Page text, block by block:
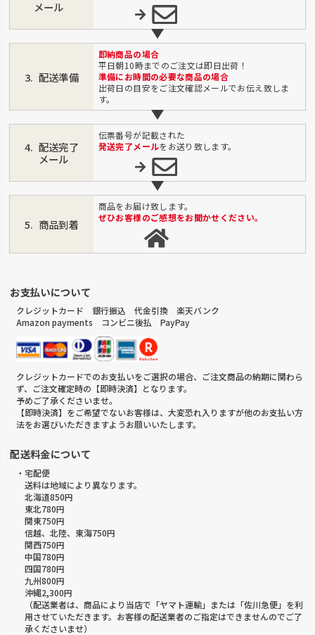
メール
配送準備
即納商品の場合
平日朝10時までのご注文は即日出荷！
準備にお時間の必要な商品の場合
出荷日の目安をご注文確認メールでお伝え致しま
す。
配送完了
メール
伝票番号が記載された
発送完了メールをお送り致します。
商品到着
商品をお届け致します。
ぜひお客様のご感想をお聞かせください。
お支払いについて
クレジットカード 銀行振込 代金引換 楽天バンク
Amazon payments コンビニ後払 PayPay
クレジットカードでのお支払いをご選択の場合、ご注文商品の納期に関わら
ず、ご注文確定時の【即時決済】となります。
予めご了承くださいませ。
【即時決済】をご希望でないお客様は、大変恐れ入りますが他のお支払い方
法をお選びいただきますようお願いいたします。
配送料金について
・宅配便
送料は地域により異なります。
北海道850円
東北780円
関東750円
信越、北陸、東海750円
関西750円
中国780円
四国780円
九州800円
沖縄2,300円
（配送業者は、商品により当店で「ヤマト運輸」または「佐川急便」を利
用させていただきます。お客様の配送業者のご指定はできませんのでご了
承くださいませ）